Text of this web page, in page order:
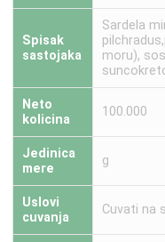
Spisak
sastojaka
Sardela
moru),
Neto
kolicina
100.000
Jedinica
mere
g
Uslovi
cuvanja
Cuvati na